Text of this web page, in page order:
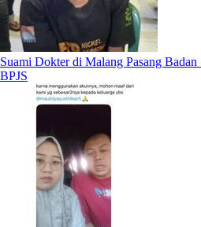
Suami Dokter di Malang Pasang
BPJS